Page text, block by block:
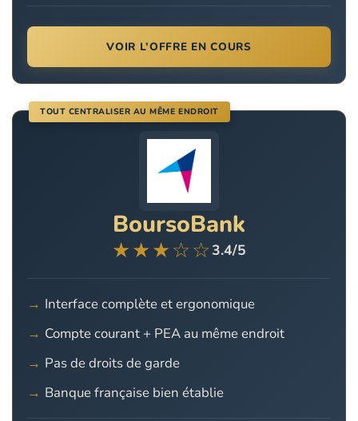
VOIR L’OFFRE EN COURS
TOUT CENTRALISER AU MÊME ENDROIT
BoursoBank
★★★☆☆3.4/5
Interface complète et ergonomique
Compte courant + PEA au même endroit
Pas de droits de garde
Banque française bien établie